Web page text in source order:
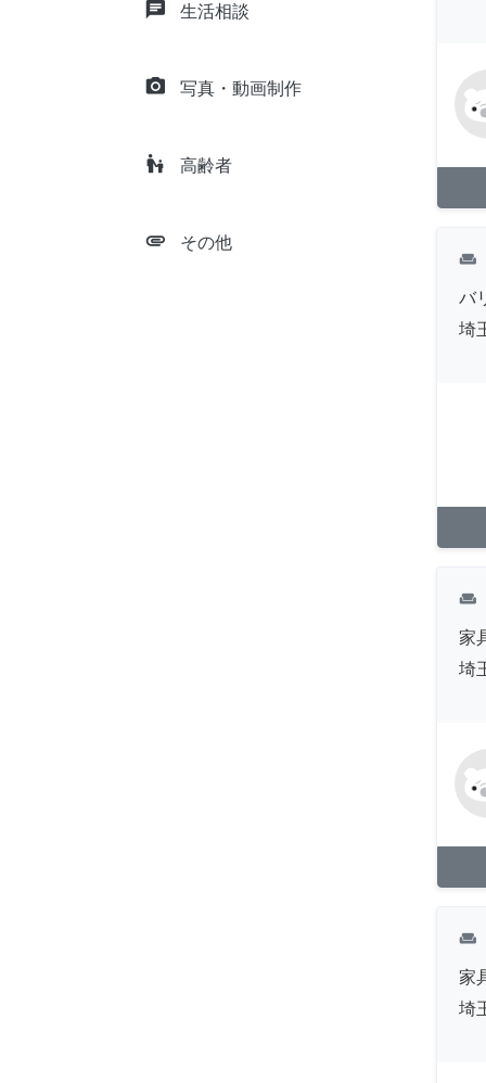
chat 生活相談
camera_alt 写真・動画制作
escalator_warning 高齢者
attachment その他
weekend
バ
埼
weekend
家
埼
weekend
家
埼